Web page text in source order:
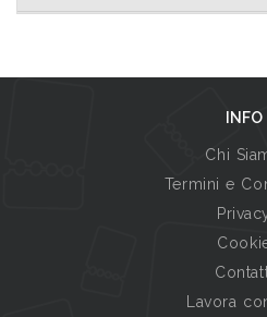
INFO
Chi
Termini e
Lavora